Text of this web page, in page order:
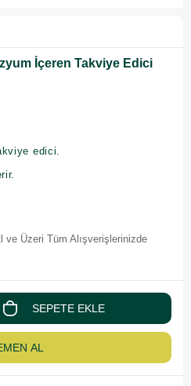
İçeren Takviye Edici
edici.
ve Üzeri Tüm Alışverişlerinizde